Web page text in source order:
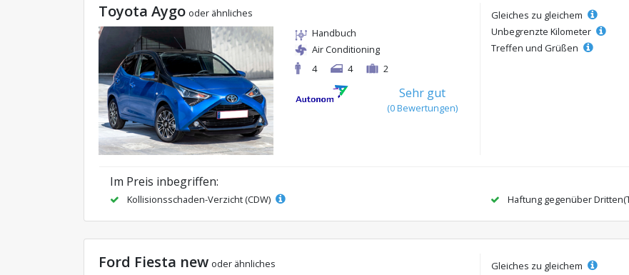
Toyota Aygo oder ähnliches
Handbuch
Air Conditioning
4
4 2
Sehr gut
(0 Bewertungen)
Gleiches zu gleichem
Unbegrenzte Kilometer
Treffen und Grüßen
Im Preis inbegriffen:
Kollisionsschaden-Verzicht (CDW) Haftung gegenüber
Ford Fiesta new oder ähnliches
Gleiches zu gleichem